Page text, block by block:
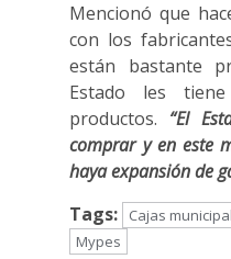
Mencionó que
con los
están bastante
Estado les
productos. “El
comprar y en este
haya expansión de
Tags:
Cajas
Mypes